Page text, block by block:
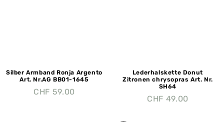
Silber Armband Ronja Argento
Art. Nr.AG BB01-1645
CHF 59.00
Lederhalskette Donut
Zitronen chrysopras Art. Nr.
SH64
CHF 49.00